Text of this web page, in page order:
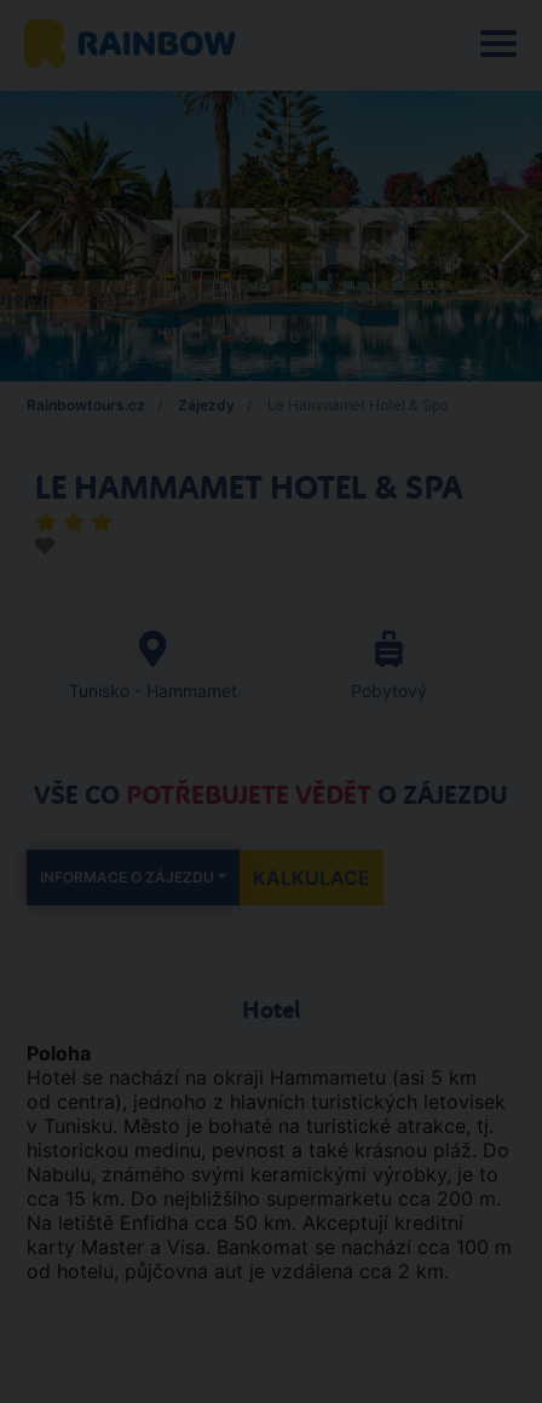
Rainbowtours.cz Zájezdy
LE HAMMAMET HOTEL & SPA
Tunisko - Hammamet Pobytový
VŠE CO POTŘEBUJETE VĚDĚT O ZÁJEZDU
INFORMACE O ZÁJEZDU KALKULACE
Hotel
Poloha
Hotel se nachází na okraji Hammametu (asi 5 km
od centra), jednoho z hlavních turistických letovisek
v Tunisku. Město je bohaté na turistické atrakce, tj.
historickou medinu, pevnost a také krásnou pláž. Do
Nabulu, známého svými keramickými výrobky, je to
cca 15 km. Do nejbližšího supermarketu cca 200 m.
Na letiště Enfidha cca 50 km. Akceptují kreditní
karty Master a Visa. Bankomat se nachází cca 100 m
od hotelu, půjčovna aut je vzdálena cca 2 km.